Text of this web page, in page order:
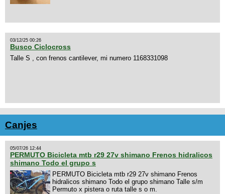
03/12/25 00:26
Busco Ciclocross
Talle S , con frenos cantilever, mi numero 1168331098
Canjes
05/07/26 12:44
PERMUTO Bicicleta mtb r29 27v shimano Frenos hidralicos
shimano Todo el grupo s
PERMUTO Bicicleta mtb r29 27v shimano Frenos
hidralicos shimano Todo el grupo shimano Talle s/m
Permuto x pistera o ruta talle s o m.